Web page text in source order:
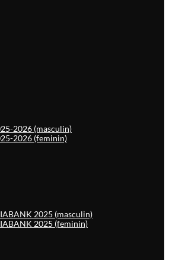
2026 (masculin)
2026 (feminin)
2025 (masculin)
2025 (feminin)